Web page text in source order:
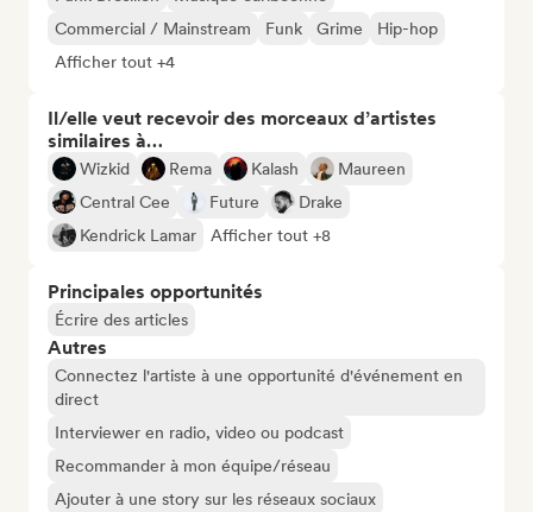
Commercial / Mainstream
Funk Grime
Hip-hop
Afficher tout +4
Il/elle veut recevoir des morceaux d’artistes
similaires à…
Wizkid Rema Kalash
Maureen
Central Cee
Future
Drake
Kendrick Lamar
Afficher tout +8
Principales opportunités
Écrire des articles
Autres
Connectez l'artiste à une opportunité d'événement en
direct
Interviewer en radio, video ou podcast
Recommander à mon équipe/réseau
Ajouter à une story sur les réseaux sociaux